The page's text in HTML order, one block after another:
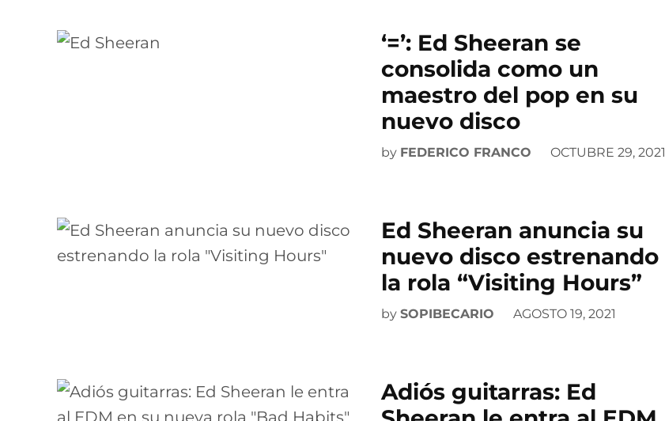
‘=’: Ed Sheeran se
consolida como un
maestro del pop en su
nuevo disco
by FEDERICO FRANCO OCTUBRE 29, 2021
Ed Sheeran anuncia su
nuevo disco estrenando
la rola “Visiting Hours”
by SOPIBECARIO AGOSTO 19, 2021
Adiós guitarras: Ed